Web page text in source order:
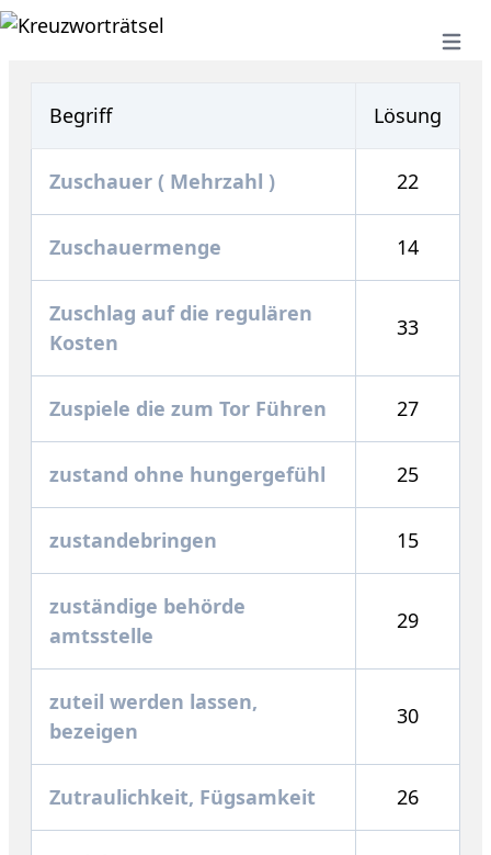
Open
Begriff Lösung
Zuschauer ( Mehrzahl ) 22
Zuschauermenge 14
Zuschlag auf die regulären
Kosten
33
Zuspiele die zum Tor Führen 27
zustand ohne hungergefühl 25
zustandebringen 15
zuständige behörde
amtsstelle
29
zuteil werden lassen,
bezeigen
30
Zutraulichkeit, Fügsamkeit 26